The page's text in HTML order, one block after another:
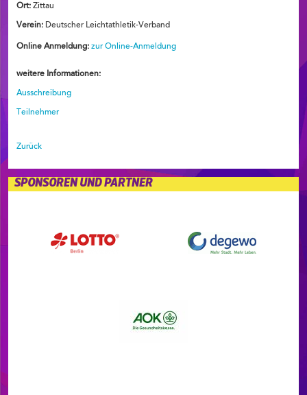
Ort: Zittau
Verein: Deutscher Leichtathletik-Verband
Online Anmeldung: zur Online-Anmeldung
weitere Informationen:
Ausschreibung
Teilnehmer
Zurück
SPONSOREN UND PARTNER